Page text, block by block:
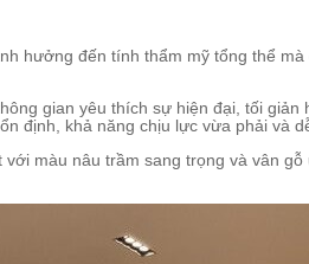
hưởng đến tính thẩm mỹ tổng thể
gian yêu thích sự hiện đại, tối
định, khả năng chịu lực vừa phải và
màu nâu trầm sang trọng và vân